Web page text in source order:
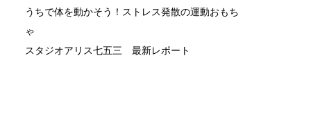
うちで体を動かそう！ストレス発散の運動おもち
ゃ
スタジオアリス七五三 最新レポート